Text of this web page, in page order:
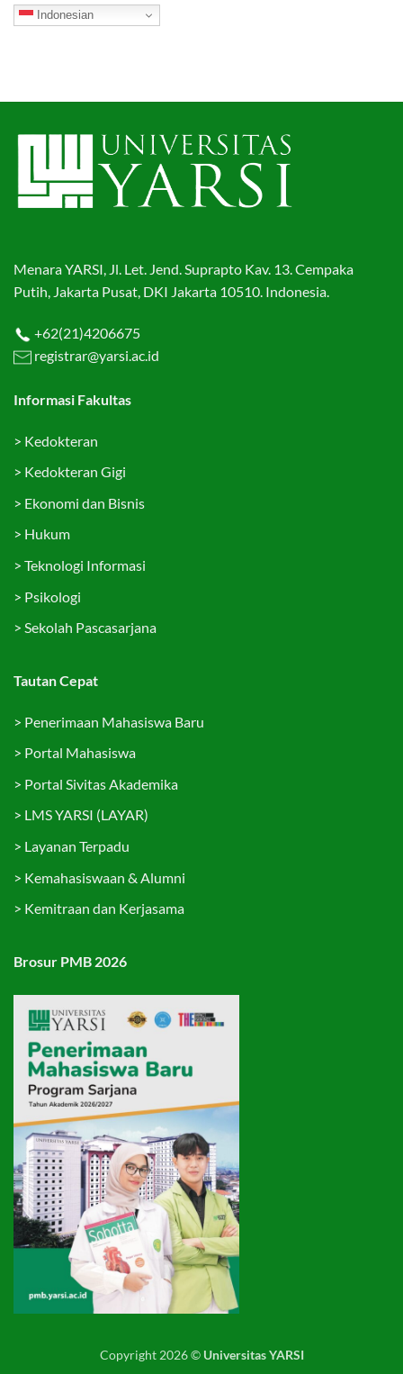
Indonesian
Menara YARSI, Jl. Let. Jend. Suprapto Kav. 13. Cempaka
Putih, Jakarta Pusat, DKI Jakarta 10510. Indonesia.
+62(21)4206675
registrar@yarsi.ac.id
Informasi Fakultas
> Kedokteran
> Kedokteran Gigi
> Ekonomi dan Bisnis
> Hukum
> Teknologi Informasi
> Psikologi
> Sekolah Pascasarjana
Tautan Cepat
> Penerimaan Mahasiswa Baru
> Portal Mahasiswa
> Portal Sivitas Akademika
> LMS YARSI (LAYAR)
> Layanan Terpadu
> Kemahasiswaan & Alumni
> Kemitraan dan Kerjasama
Brosur PMB 2026
Copyright 2026 © Universitas YARSI